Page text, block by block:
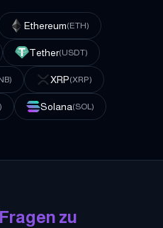
Ethereum(ETH)
Tether(USDT)
) XRP(XRP)
) Solana(SOL)
zu